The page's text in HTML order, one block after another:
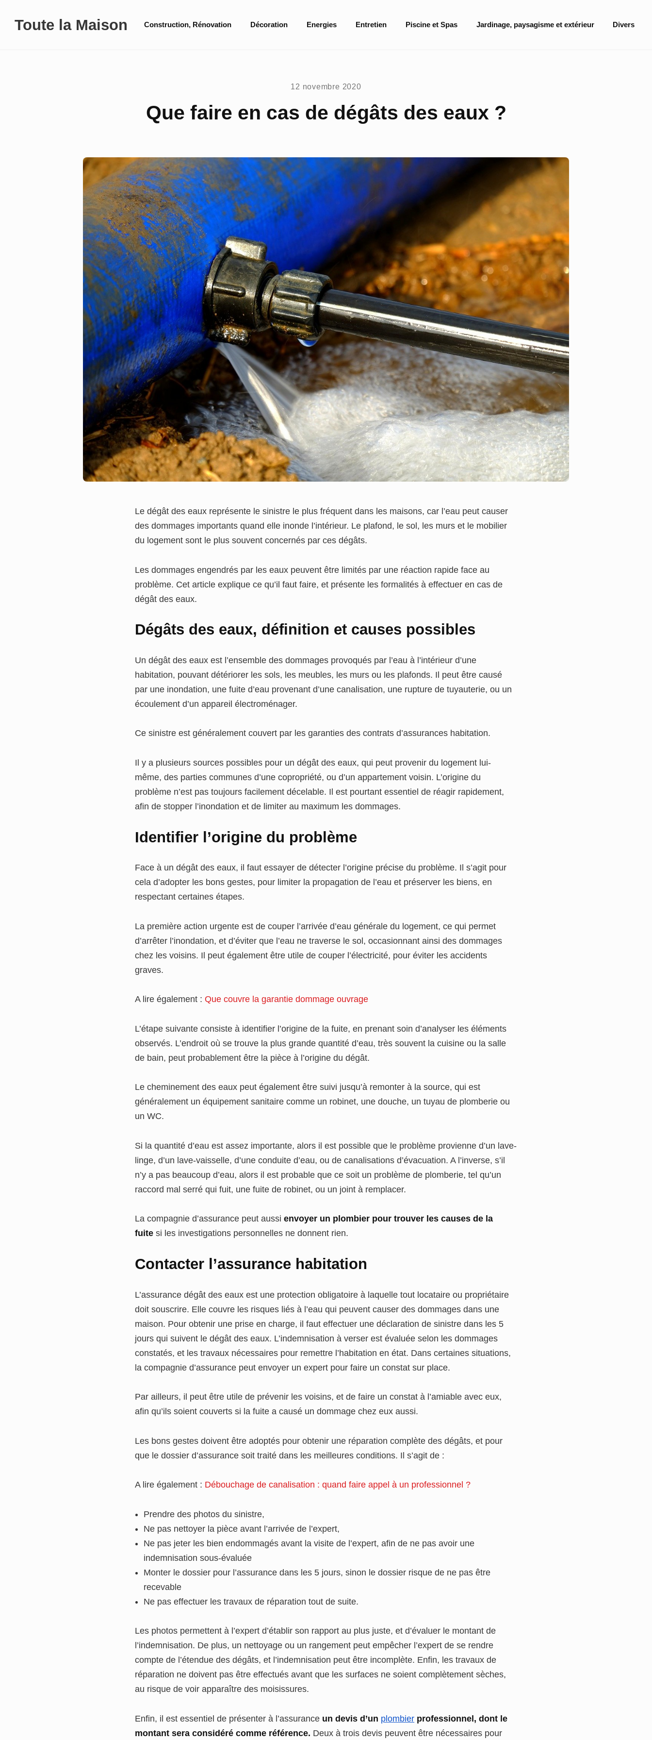
Toute la Maison
Site
Construction, Rénovation Décoration Energies Entretien Piscine et Spas Jardinage, paysagisme et extérieur Divers
12 novembre 2020
Que faire en cas de dégâts des eaux ?
Le dégât des eaux représente le sinistre le plus fréquent dans les maisons, car l’eau peut causer
des dommages importants quand elle inonde l’intérieur. Le plafond, le sol, les murs et le mobilier
du logement sont le plus souvent concernés par ces dégâts.
Les dommages engendrés par les eaux peuvent être limités par une réaction rapide face au
problème. Cet article explique ce qu’il faut faire, et présente les formalités à effectuer en cas de
dégât des eaux.
Dégâts des eaux, définition et causes possibles
Un dégât des eaux est l’ensemble des dommages provoqués par l’eau à l’intérieur d’une
habitation, pouvant détériorer les sols, les meubles, les murs ou les plafonds. Il peut être causé
par une inondation, une fuite d’eau provenant d’une canalisation, une rupture de tuyauterie, ou un
écoulement d’un appareil électroménager.
Ce sinistre est généralement couvert par les garanties des contrats d’assurances habitation.
Il y a plusieurs sources possibles pour un dégât des eaux, qui peut provenir du logement lui-
même, des parties communes d’une copropriété, ou d’un appartement voisin. L’origine du
problème n’est pas toujours facilement décelable. Il est pourtant essentiel de réagir rapidement,
afin de stopper l’inondation et de limiter au maximum les dommages.
Identifier l’origine du problème
Face à un dégât des eaux, il faut essayer de détecter l’origine précise du problème. Il s’agit pour
cela d’adopter les bons gestes, pour limiter la propagation de l’eau et préserver les biens, en
respectant certaines étapes.
La première action urgente est de couper l’arrivée d’eau générale du logement, ce qui permet
d’arrêter l’inondation, et d’éviter que l’eau ne traverse le sol, occasionnant ainsi des dommages
chez les voisins. Il peut également être utile de couper l’électricité, pour éviter les accidents
graves.
A lire également :Que couvre la garantie dommage ouvrage
L’étape suivante consiste à identifier l’origine de la fuite, en prenant soin d’analyser les éléments
observés. L’endroit où se trouve la plus grande quantité d’eau, très souvent la cuisine ou la salle
de bain, peut probablement être la pièce à l’origine du dégât.
Le cheminement des eaux peut également être suivi jusqu’à remonter à la source, qui est
généralement un équipement sanitaire comme un robinet, une douche, un tuyau de plomberie ou
un WC.
Si la quantité d’eau est assez importante, alors il est possible que le problème provienne d’un lave-
linge, d’un lave-vaisselle, d’une conduite d’eau, ou de canalisations d’évacuation. A l’inverse, s’il
n’y a pas beaucoup d’eau, alors il est probable que ce soit un problème de plomberie, tel qu’un
raccord mal serré qui fuit, une fuite de robinet, ou un joint à remplacer.
La compagnie d’assurance peut aussienvoyer un plombier pour trouver les causes de la
fuite si les investigations personnelles ne donnent rien.
Contacter l’assurance habitation
L’assurance dégât des eaux est une protection obligatoire à laquelle tout locataire ou propriétaire
doit souscrire. Elle couvre les risques liés à l’eau qui peuvent causer des dommages dans une
maison. Pour obtenir une prise en charge, il faut effectuer une déclaration de sinistre dans les 5
jours qui suivent le dégât des eaux. L’indemnisation à verser est évaluée selon les dommages
constatés, et les travaux nécessaires pour remettre l’habitation en état. Dans certaines situations,
la compagnie d’assurance peut envoyer un expert pour faire un constat sur place.
Par ailleurs, il peut être utile de prévenir les voisins, et de faire un constat à l’amiable avec eux,
afin qu’ils soient couverts si la fuite a causé un dommage chez eux aussi.
Les bons gestes doivent être adoptés pour obtenir une réparation complète des dégâts, et pour
que le dossier d’assurance soit traité dans les meilleures conditions. Il s’agit de :
A lire également : Débouchage de canalisation : quand faire appel à un professionnel ?
Prendre des photos du sinistre,
Ne pas nettoyer la pièce avant l’arrivée de l’expert,
Ne pas jeter les bien endommagés avant la visite de l’expert, afin de ne pas avoir une
indemnisation sous-évaluée
Monter le dossier pour l’assurance dans les 5 jours, sinon le dossier risque de ne pas être
recevable
Ne pas effectuer les travaux de réparation tout de suite.
Les photos permettent à l’expert d’établir son rapport au plus juste, et d’évaluer le montant de
l’indemnisation. De plus, un nettoyage ou un rangement peut empêcher l’expert de se rendre
compte de l’étendue des dégâts, et l’indemnisation peut être incomplète. Enfin, les travaux de
réparation ne doivent pas être effectués avant que les surfaces ne soient complètement sèches,
au risque de voir apparaître des moisissures.
Enfin, il est essentiel de présenter à l’assurance un devis d’un plombier professionnel, dont le
montant sera considéré comme référence. Deux à trois devis peuvent être nécessaires pour